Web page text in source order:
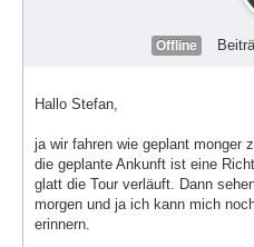
Offline
Hallo Stefan,
ja wir fahren wie geplant monger
die geplante Ankunft ist eine
glatt die Tour verläuft. Dann
morgen und ja ich kann mich
erinnern.